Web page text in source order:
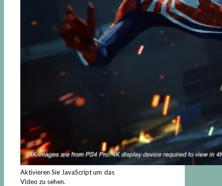
Aktivieren Sie JavaScript um das
Video zu sehen.